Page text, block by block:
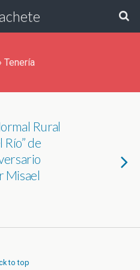
Tenería
Rural
Río” de
Misael
to top